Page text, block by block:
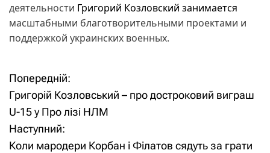
деятельности Григорий Козловский занимается
масштабными благотворительными проектами и
поддержкой украинских военных.
Н
а
в
Попередній:
Григорій Козловський – про достроковий виграш
U-15 у Про лізі НЛМ
Наступний:
Коли мародери Корбан і Філатов сядуть за грати